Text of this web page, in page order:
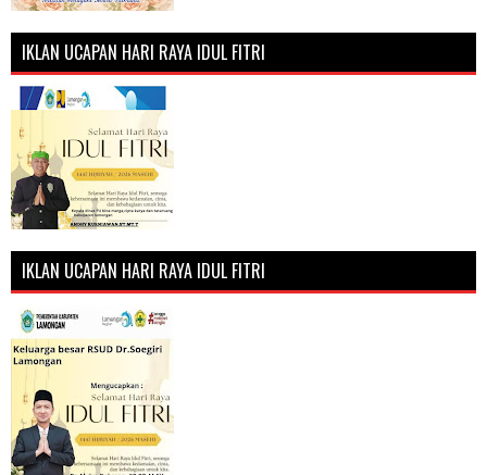
IKLAN UCAPAN HARI RAYA IDUL FITRI
IKLAN UCAPAN HARI RAYA IDUL FITRI